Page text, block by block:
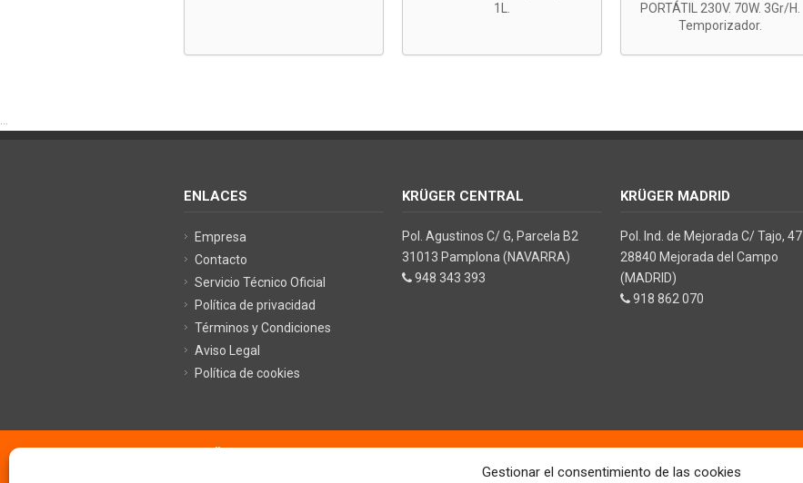
Gestionar el consentimiento de las cookies
1L.
PORTÁTIL 230V. 70W. 3Gr/H.
Temporizador.
ENLACES
Empresa
Contacto
Servicio Técnico Oficial
Política de privacidad
Términos y Condiciones
Aviso Legal
Política de cookies
KRÜGER CENTRAL
Pol. Agustinos C/ G, Parcela B2
31013 Pamplona (NAVARRA)
948 343 393
KRÜGER MADRID
Pol. Ind. de Mejorada C/ Tajo, 47
28840 Mejorada del Campo
(MADRID)
918 862 070